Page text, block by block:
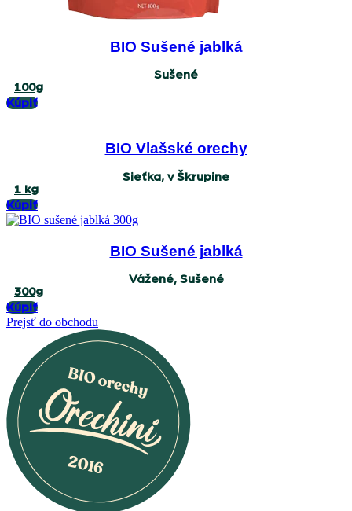
BIO Sušené jablká
Sušené
100g
Kúpiť
BIO Vlašské orechy
Sieťka, v Škrupine
1 kg
Kúpiť
BIO Sušené jablká
Vážené, Sušené
300g
Kúpiť
Prejsť do obchodu